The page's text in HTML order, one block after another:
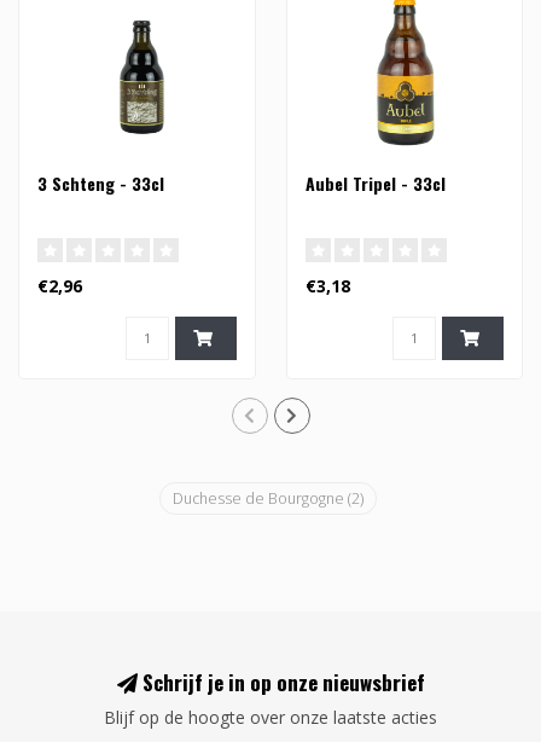
3 Schteng - 33cl
€2,96
Aubel Tripel - 33cl
€3,18
Duchesse de Bourgogne (2)
Schrijf je in op onze nieuwsbrief
Blijf op de hoogte over onze laatste acties